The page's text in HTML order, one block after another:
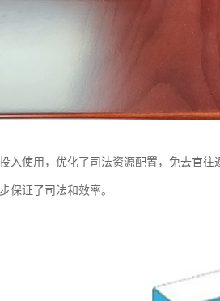
入使用，优化了司法资源配置，免去官
保证了司法和效率。